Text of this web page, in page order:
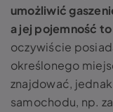
umożliwić
a jej pojemność to
oczywiście
określonego
znajdować,
samochodu, np.